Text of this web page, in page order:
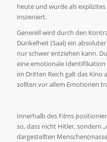
heute und wurde als
inszeniert.
Generell wird durch den
Dunkelheit (Saal) ein
nur schwer entziehen kann.
eine emotionale
im Dritten Reich galt das Kino
sollten vor allem Emotionen
Innerhalb des Films
so, dass nicht Hitler, sondern
dargestellten